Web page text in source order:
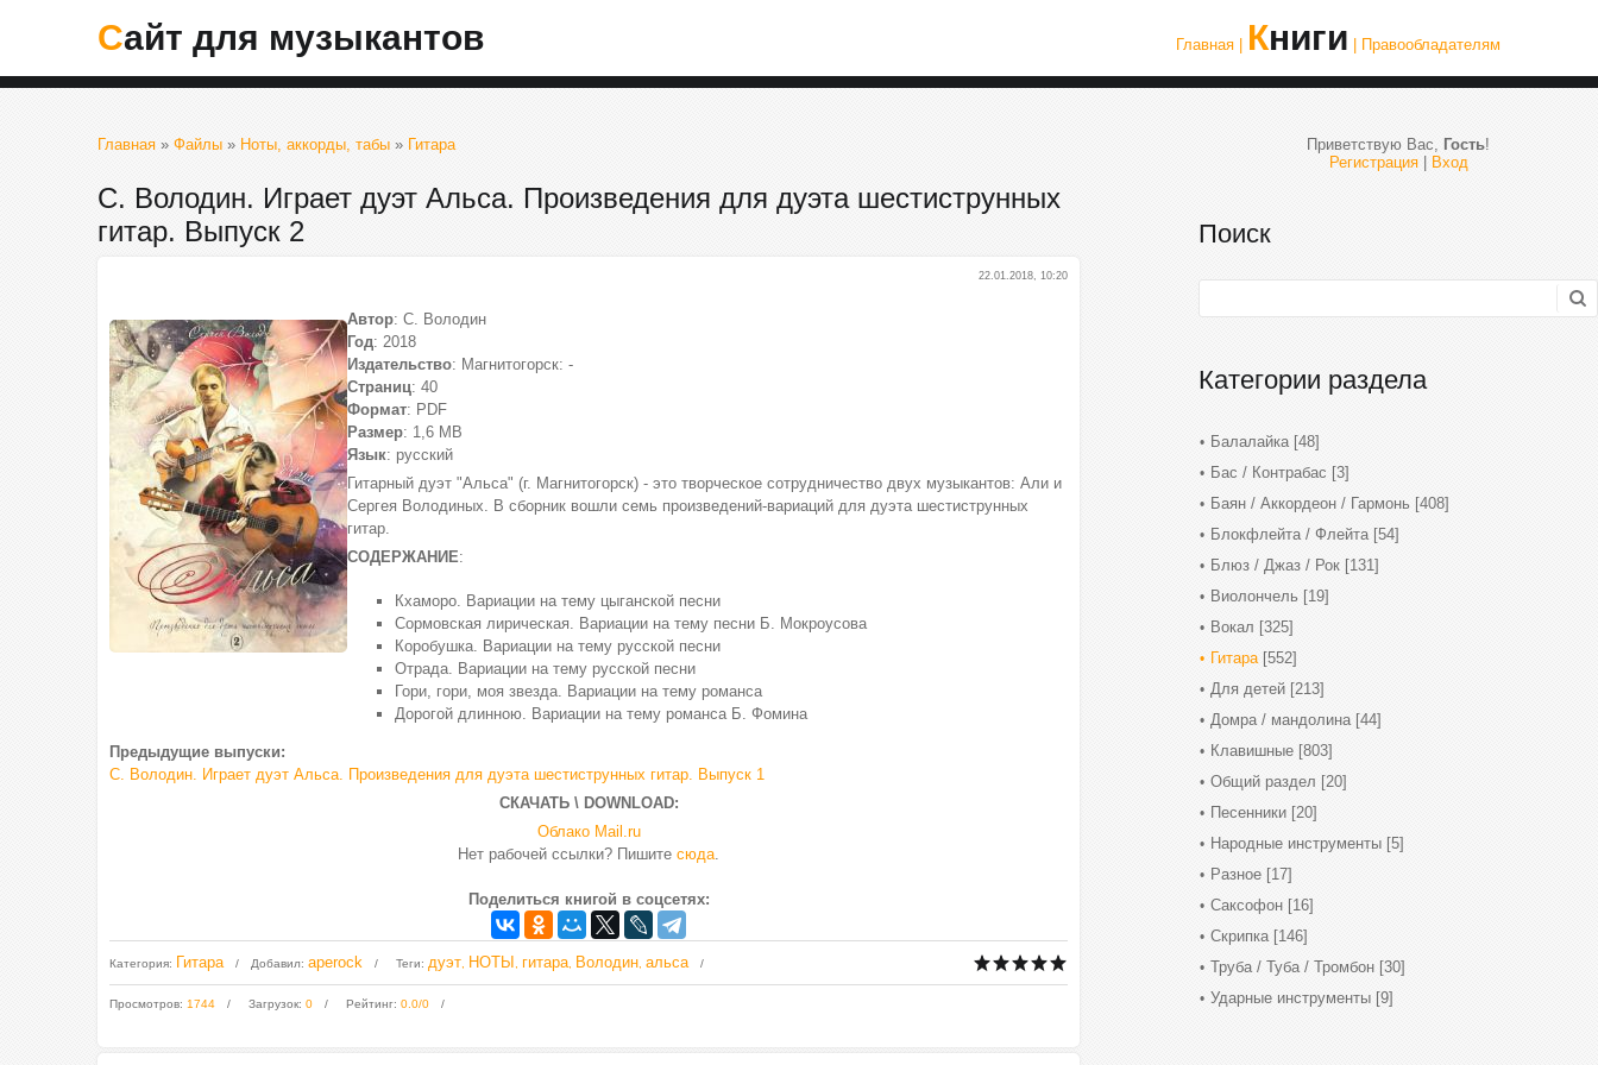
Сайт для музыкантов Главная | Книги | Правообладателям
Главная » Файлы » Ноты, аккорды, табы » Гитара
С. Володин. Играет дуэт Альса. Произведения для дуэта шестиструнных
гитар. Выпуск 2
22.01.2018, 10:20
Автор: С. Володин
Год: 2018
Издательство: Магнитогорск: -
Страниц: 40
Формат: PDF
Размер: 1,6 МВ
Язык: русский
Гитарный дуэт "Альса" (г. Магнитогорск) - это творческое сотрудничество двух музыкантов: Али и
Сергея Володиных. В сборник вошли семь произведений-вариаций для дуэта шестиструнных
гитар.
СОДЕРЖАНИЕ:
Кхаморо. Вариации на тему цыганской песни
Сормовская лирическая. Вариации на тему песни Б. Мокроусова
Коробушка. Вариации на тему русской песни
Отрада. Вариации на тему русской песни
Гори, гори, моя звезда. Вариации на тему романса
Дорогой длинною. Вариации на тему романса Б. Фомина
Предыдущие выпуски:
С. Володин. Играет дуэт Альса. Произведения для дуэта шестиструнных гитар. Выпуск 1
СКАЧАТЬ \ DOWNLOAD:
Облако Mail.ru
Нет рабочей ссылки? Пишите сюда.
Поделиться книгой в соцсетях:
Категория: Гитара Добавил: aperock Теги: дуэт НОТЫ гитара Володин альса
Просмотров: 1744 Загрузок: 0 Рейтинг: 0.0/0
Приветствую Вас, Гость!
Регистрация| Вход
Поиск
Категории раздела
Балалайка [48]
Бас / Контрабас [3]
Баян / Аккордеон / Гармонь [408]
Блокфлейта / Флейта [54]
Блюз / Джаз / Рок [131]
Виолончель [19]
Вокал [325]
Гитара [552]
Для детей [213]
Домра / мандолина [44]
Клавишные [803]
Общий раздел [20]
Песенники [20]
Народные инструменты [5]
Разное [17]
Саксофон [16]
Скрипка [146]
Труба / Туба / Тромбон [30]
Ударные инструменты [9]